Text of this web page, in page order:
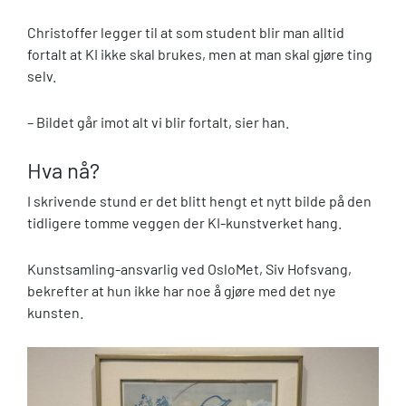
Christoffer legger til at som student blir man alltid
fortalt at KI ikke skal brukes, men at man skal gjøre ting
selv.
– Bildet går imot alt vi blir fortalt, sier han.
Hva nå?
I skrivende stund er det blitt hengt et nytt bilde på den
tidligere tomme veggen der KI-kunstverket hang.
Kunstsamling-ansvarlig ved OsloMet, Siv Hofsvang,
bekrefter at hun ikke har noe å gjøre med det nye
kunsten.